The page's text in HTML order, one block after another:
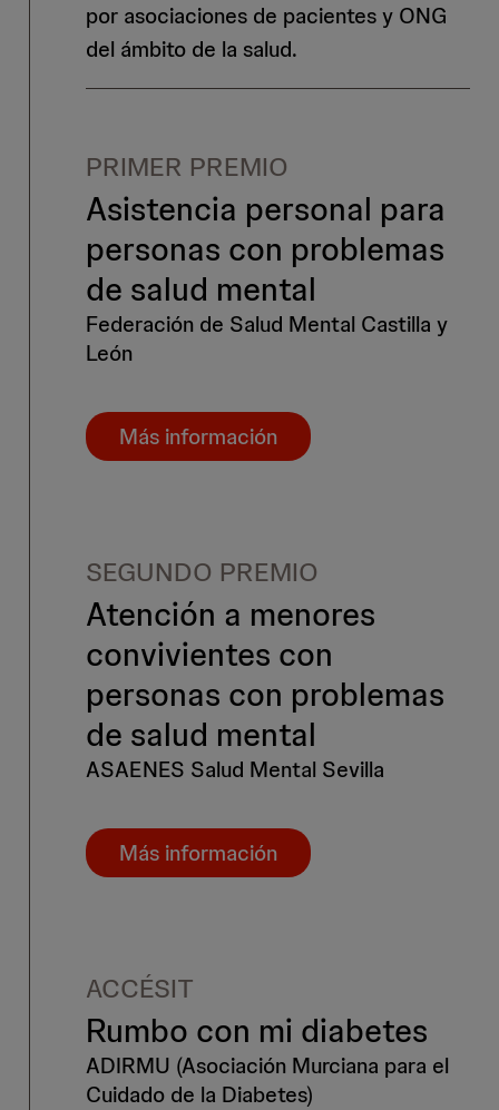
por asociaciones de pacientes y ONG
del ámbito de la salud.
PRIMER PREMIO
Asistencia personal para
personas con problemas
de salud mental
Federación de Salud Mental Castilla y
León
Más información
SEGUNDO PREMIO
Atención a menores
convivientes con
personas con problemas
de salud mental
ASAENES Salud Mental Sevilla
Más información
ACCÉSIT
Rumbo con mi diabetes
ADIRMU (Asociación Murciana para el
Cuidado de la Diabetes)